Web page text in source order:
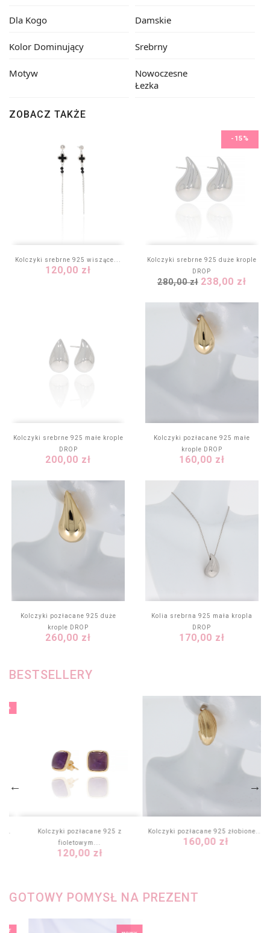
Dla Kogo Damskie
Kolor Dominujący Srebrny
Motyw
Nowoczesne
Łezka
ZOBACZ TAKŻE
Kolczyki srebrne 925 wiszące...
Cena
120,00 zł
Kolczyki srebrne 925 duże krople
DROP
Cena
280,00 zł Cena
238,00 zł
-15%
Kolczyki srebrne 925 małe krople
DROP
Cena
200,00 zł
Kolczyki pozłacane 925 małe
krople DROP
Cena
160,00 zł
Kolczyki pozłacane 925 duże
krople DROP
Cena
260,00 zł
Kolia srebrna 925 mała kropla
DROP
Cena
170,00 zł
BESTSELLERY
Kolczyki pozłacane 925 z
fioletowym...
Cena
120,00 zł
Kolczyki pozłacane 925 żłobione...
Cena
160,00 zł
GOTOWY POMYSŁ NA PREZENT